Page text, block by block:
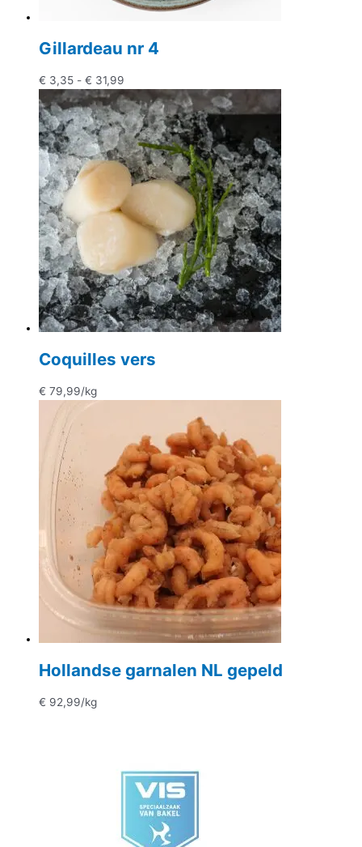
Gillardeau nr 4
€ 3,35 - € 31,99
€ 3,35
tot
€ 31,99
Coquilles vers
€ 79,99/kg
Hollandse garnalen NL gepeld
€ 92,99/kg